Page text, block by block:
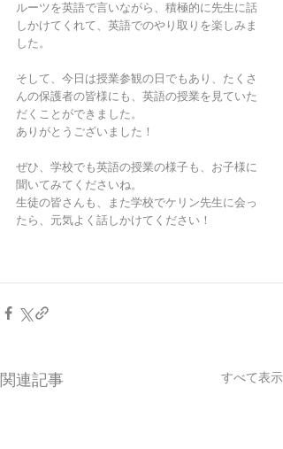
ルーツを英語で言いながら、積極的に先生に話
しかけてくれて、英語でのやり取りを楽しみま
した。
そして、今日は授業参観の日でもあり、たくさ
んの保護者の皆様にも、英語の授業を見ていた
だくことができました。
ありがとうございました！
ぜひ、学校でも英語の授業の様子も、お子様に
聞いてみてくださいね。
生徒の皆さんも、また学校でケリン先生に会っ
たら、元気よく話しかけてください！
関連記事 すべて表示